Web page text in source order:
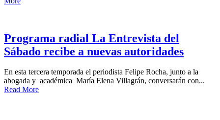
Programa radial La Entrevista del
Sábado recibe a nuevas autoridades
En esta tercera temporada el periodista Felipe Rocha, junto a la
abogada y académica María Elena Villagrán, conversarán con...
Read More